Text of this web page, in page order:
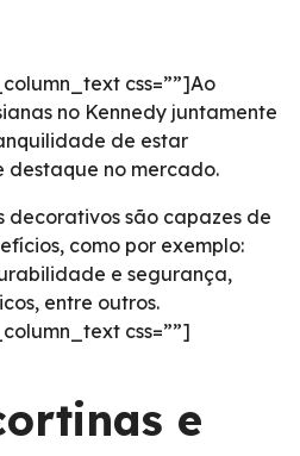
css=””]Ao
no Kennedy juntamente
de estar
no mercado.
decorativos são capazes de
como por exemplo:
e segurança,
entre outros.
css=””]
e